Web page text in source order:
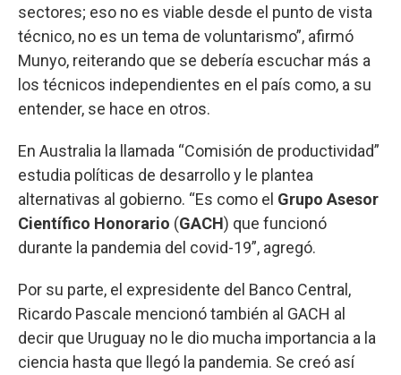
sectores; eso no es viable desde el punto de vista
técnico, no es un tema de voluntarismo”, afirmó
Munyo, reiterando que se debería escuchar más a
los técnicos independientes en el país como, a su
entender, se hace en otros.
En Australia la llamada “Comisión de productividad”
estudia políticas de desarrollo y le plantea
alternativas al gobierno. “Es como el Grupo Asesor
Científico Honorario (GACH) que funcionó
durante la pandemia del covid-19”, agregó.
Por su parte, el expresidente del Banco Central,
Ricardo Pascale mencionó también al GACH al
decir que Uruguay no le dio mucha importancia a la
ciencia hasta que llegó la pandemia. Se creó así